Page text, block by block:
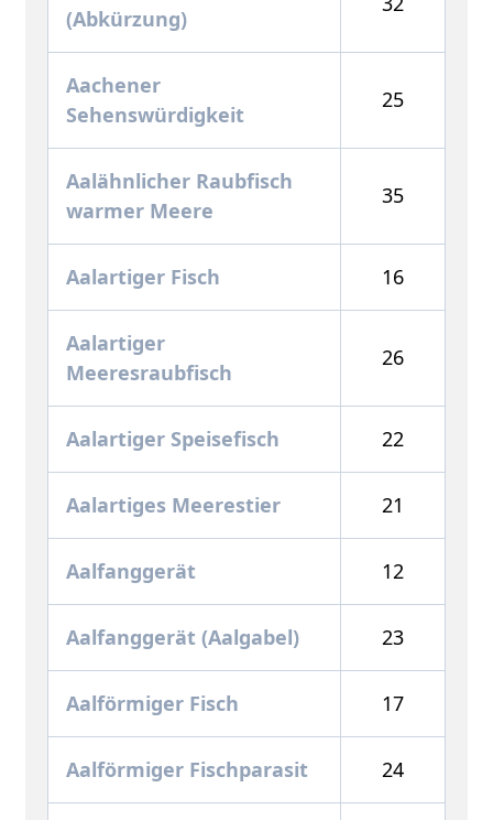
(Abkürzung)
Aachener
Sehenswürdigkeit
25
Aalähnlicher Raubfisch
warmer Meere
35
Aalartiger Fisch 16
Aalartiger
Meeresraubfisch
26
Aalartiger Speisefisch 22
Aalartiges Meerestier 21
Aalfanggerät 12
Aalfanggerät (Aalgabel) 23
Aalförmiger Fisch 17
Aalförmiger Fischparasit 24